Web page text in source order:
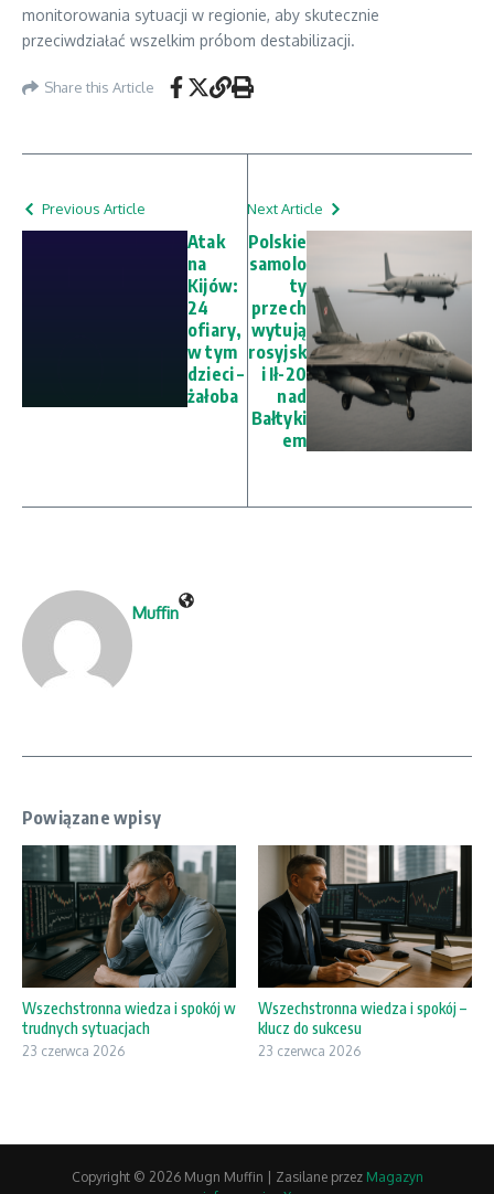
monitorowania sytuacji w regionie, aby skutecznie
przeciwdziałać wszelkim próbom destabilizacji.
Share this Article
Previous Article
Atak
na
Kijów:
24
ofiary,
w tym
dzieci –
żałoba
Next Article
Polskie
samolo
ty
przech
wytują
rosyjsk
i Ił-20
nad
Bałtyki
em
Muffin
Powiązane wpisy
Wszechstronna wiedza i spokój w
trudnych sytuacjach
23 czerwca 2026
Wszechstronna wiedza i spokój –
klucz do sukcesu
23 czerwca 2026
Copyright © 2026 Mugn Muffin | Zasilane przez Magazyn